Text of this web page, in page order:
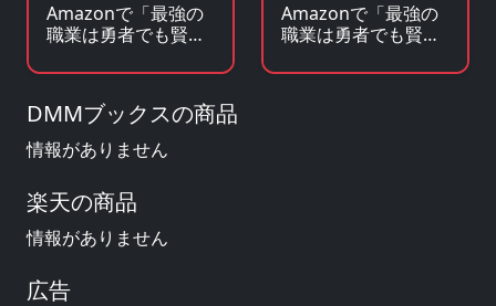
Amazonで「最強の
職業は勇者でも賢者
いですよ？」の原作
小説・ラノベを見る
Amazonで「最強の
職業は勇者でも賢者
いですよ？」のグッ
DMMブックスの商品
情報がありません
楽天の商品
情報がありません
広告